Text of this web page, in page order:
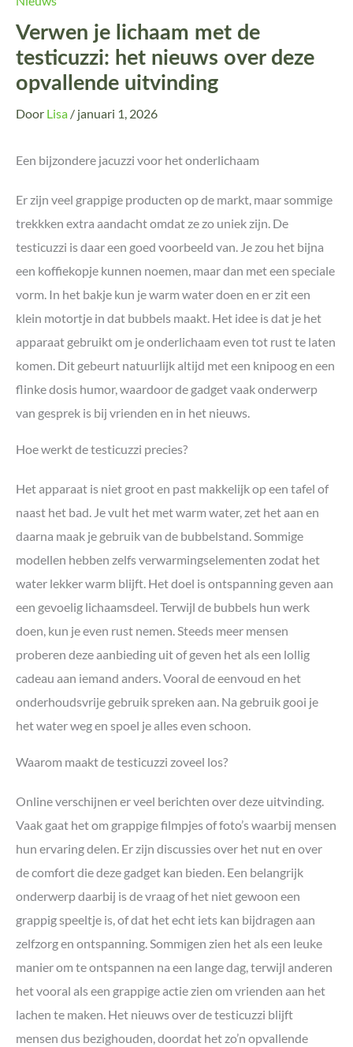
Verwen je lichaam met de
testicuzzi: het nieuws over deze
opvallende uitvinding
Door Lisa / januari 1, 2026
Een bijzondere jacuzzi voor het onderlichaam
Er zijn veel grappige producten op de markt, maar sommige
trekkken extra aandacht omdat ze zo uniek zijn. De
testicuzzi is daar een goed voorbeeld van. Je zou het bijna
een koffiekopje kunnen noemen, maar dan met een speciale
vorm. In het bakje kun je warm water doen en er zit een
klein motortje in dat bubbels maakt. Het idee is dat je het
apparaat gebruikt om je onderlichaam even tot rust te laten
komen. Dit gebeurt natuurlijk altijd met een knipoog en een
flinke dosis humor, waardoor de gadget vaak onderwerp
van gesprek is bij vrienden en in het nieuws.
Hoe werkt de testicuzzi precies?
Het apparaat is niet groot en past makkelijk op een tafel of
naast het bad. Je vult het met warm water, zet het aan en
daarna maak je gebruik van de bubbelstand. Sommige
modellen hebben zelfs verwarmingselementen zodat het
water lekker warm blijft. Het doel is ontspanning geven aan
een gevoelig lichaamsdeel. Terwijl de bubbels hun werk
doen, kun je even rust nemen. Steeds meer mensen
proberen deze aanbieding uit of geven het als een lollig
cadeau aan iemand anders. Vooral de eenvoud en het
onderhoudsvrije gebruik spreken aan. Na gebruik gooi je
het water weg en spoel je alles even schoon.
Waarom maakt de testicuzzi zoveel los?
Online verschijnen er veel berichten over deze uitvinding.
Vaak gaat het om grappige filmpjes of foto’s waarbij mensen
hun ervaring delen. Er zijn discussies over het nut en over
de comfort die deze gadget kan bieden. Een belangrijk
onderwerp daarbij is de vraag of het niet gewoon een
grappig speeltje is, of dat het echt iets kan bijdragen aan
zelfzorg en ontspanning. Sommigen zien het als een leuke
manier om te ontspannen na een lange dag, terwijl anderen
het vooral als een grappige actie zien om vrienden aan het
lachen te maken. Het nieuws over de testicuzzi blijft
mensen dus bezighouden, doordat het zo’n opvallende